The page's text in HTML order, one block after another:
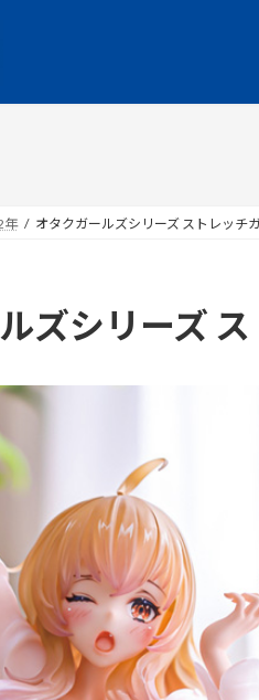
年 オタクガールズシリーズ ストレッチ
ズシリーズ